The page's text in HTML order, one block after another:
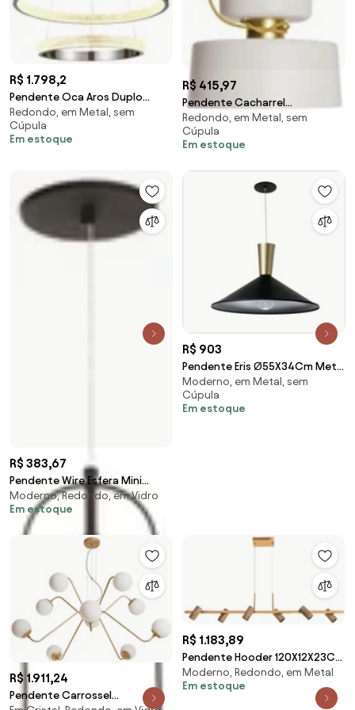
R$ 1.798,2
Pendente Oca Aros Duplo
Ø60X4Cm / Ø40X4Cm Led
54W 3000K Bivolt | Bella...
(NIckel)
Redondo, em Metal, sem
Cúpula
Em estoque
R$ 415,97
Pendente Cacharrel
Ø29,5X29Cm 1Xe27 | Usina
16718/30 (BT / BT - Branco
Texturizado / Branco
Redondo, em Metal, sem
Cúpula
Em estoque
R$ 383,67
Pendente Wire Esfera Mini
08X12X29Cm Globo Ø8Cm
01Xg9 - Old Artisan Pd... (PRETO,
FOSCO (Branco))
Moderno, Redondo, em Vidro
Em estoque
R$ 903
Pendente Eris Ø55X34Cm Metal
Alumínio 1Xe27 - Old Artisan Pd-
5847 (PRETO)
Moderno, em Metal, sem
Cúpula
Em estoque
R$ 1.911,24
Pendente Carrossel
R$ 1.183,89
Pendente Hooder 120X12X23Cm
Com Tubos Articulados Metal
Aluminio 06Xmr... (PRETO)
Moderno, Redondo, em Metal
Em estoque